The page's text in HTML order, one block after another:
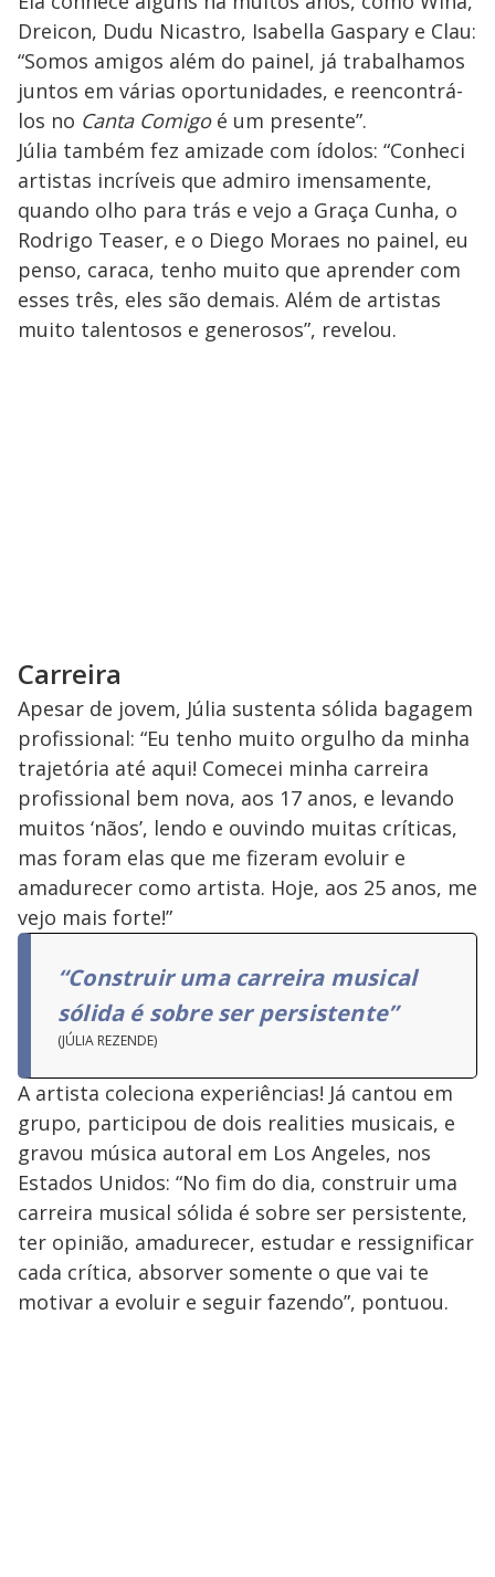
Dreicon, Dudu Nicastro, Isabella Gaspary e Clau:
“Somos amigos além do painel, já trabalhamos
juntos em várias oportunidades, e reencontrá-
los no Canta Comigoé um presente”.
Júlia também fez amizade com ídolos: “Conheci
artistas incríveis que admiro imensamente,
quando olho para trás e vejo a Graça Cunha, o
Rodrigo Teaser, e o Diego Moraes no painel, eu
penso, caraca, tenho muito que aprender com
esses três, eles são demais. Além de artistas
muito talentosos e generosos”, revelou.
Carreira
Apesar de jovem, Júlia sustenta sólida bagagem
profissional: “Eu tenho muito orgulho da minha
trajetória até aqui! Comecei minha carreira
profissional bem nova, aos 17 anos, e levando
muitos ‘nãos’, lendo e ouvindo muitas críticas,
mas foram elas que me fizeram evoluir e
amadurecer como artista. Hoje, aos 25 anos, me
vejo mais forte!”
“Construir uma carreira musical
sólida é sobre ser persistente”
(JÚLIA REZENDE)
A artista coleciona experiências! Já cantou em
grupo, participou de dois realities musicais, e
gravou música autoral em Los Angeles, nos
Estados Unidos: “No fim do dia, construir uma
carreira musical sólida é sobre ser persistente,
ter opinião, amadurecer, estudar e ressignificar
cada crítica, absorver somente o que vai te
motivar a evoluir e seguir fazendo”, pontuou.